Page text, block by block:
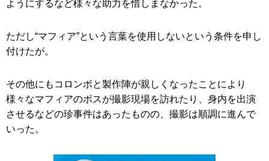
ようにするなど様々な助力を惜しまなかった。
ただし“マフィア”という言葉を使用しないという条件を申し
付けたが。
その他にもコロンボと製作陣が親しくなったことにより
様々なマフィアのボスが撮影現場を訪れたり、身内を出演
させるなどの珍事件はあったものの、撮影は順調に進んで
いった。